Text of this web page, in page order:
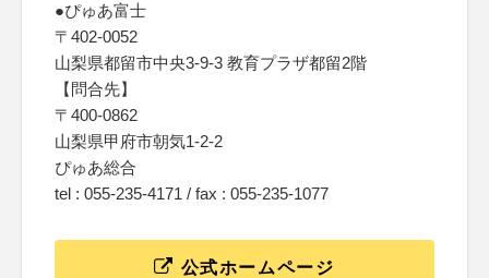
●ぴゅあ富士
〒402-0052
山梨県都留市中央3-9-3 教育プラザ都留2階
【問合先】
〒400-0862
山梨県甲府市朝気1-2-2
ぴゅあ総合
tel : 055-235-4171 / fax : 055-235-1077
公式ホームページ